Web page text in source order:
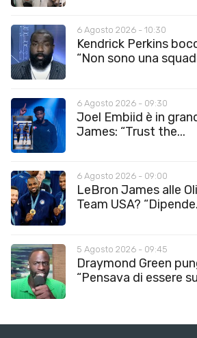
6 Agosto 2026 - 10:30
Kendrick Perkins
“Non sono una
6 Agosto 2026 - 09:30
Joel Embiid è in
James: “Trust the...
6 Agosto 2026 - 09:00
LeBron James alle
Team USA?
5 Agosto 2026 - 09:45
Draymond Green
“Pensava di essere